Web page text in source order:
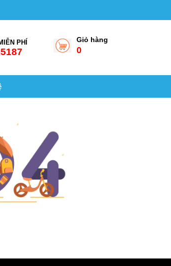
Giỏ hàng
0
PHÍ